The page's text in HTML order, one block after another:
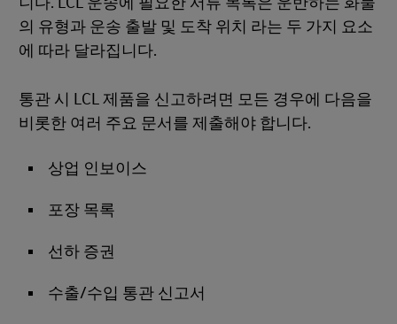
의 유형과 운송 출발 및 도착 위치 라는 두 가지 요소
에 따라 달라집니다.
통관 시 LCL 제품을 신고하려면 모든 경우에 다음을
비롯한 여러 주요 문서를 제출해야 합니다.
상업 인보이스
포장 목록
선하 증권
수출/수입 통관 신고서